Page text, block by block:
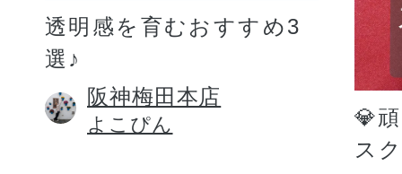
透明感を育むおすすめ3
選♪
阪神梅田本店
よこぴん
💎
ス